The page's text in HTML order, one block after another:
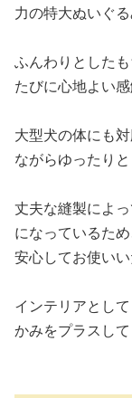
力の特大ぬいぐる
ふんわりとした
たびに心地よい感
大型犬の体にも
ながらゆったり
丈夫な縫製によ
になっているた
安心してお使いい
インテリアとし
かみをプラスして